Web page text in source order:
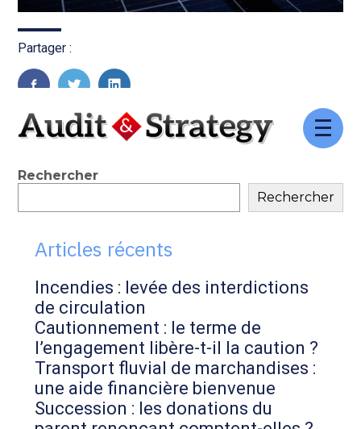
Aller
Partager :
Blog
sidebar
Rechercher
Rechercher
Articles récents
Incendies : levée des interdictions
de circulation
Cautionnement : le terme de
l’engagement libère-t-il la caution ?
Transport fluvial de marchandises :
une aide financière bienvenue
Succession : les donations du